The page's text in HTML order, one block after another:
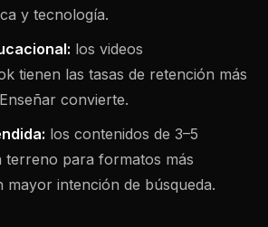
y tecnología.
los videos
tienen las tasas de retención más
convierte.
los contenidos de 3–5
terreno para formatos más
intención de búsqueda.